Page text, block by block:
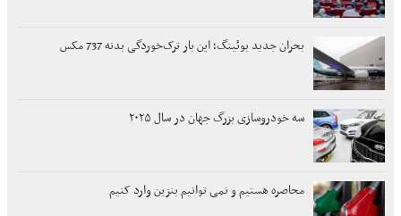
بحران جدید بوئینگ؛ این بار ترک‌خوردگی بدنه 737 مکس
سه خودروسازی بزرگ جهان در سال ۲۰۲۵
محاصره هستیم و نمی توانیم بنزین وارد کنیم